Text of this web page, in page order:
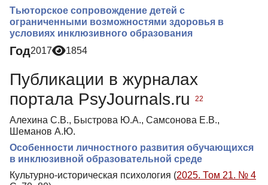
Тьюторское сопровождение детей с
ограниченными возможностями здоровья в
условиях инклюзивного образования
Год2017 1854
Публикации в журналах
портала PsyJournals.ru
22
Алехина С.В., Быстрова Ю.А., Самсонова Е.В.,
Шеманов А.Ю.
Особенности личностного развития обучающихся
в инклюзивной образовательной среде
Культурно-историческая психология (2025. Том 21. № 4